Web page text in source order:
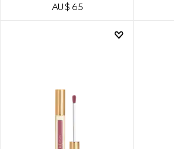
AU$ 65